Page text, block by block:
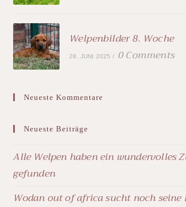
Welpenbilder 8. Woche
28. JUNI 2025 / 0 Comments
Neueste Kommentare
Neueste Beiträge
Alle Welpen haben ein wundervolles
gefunden
Wodan out of africa sucht noch